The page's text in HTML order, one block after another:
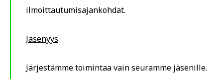
ilmoittautumisajankohdat.
Jäsenyys
Järjestämme toimintaa vain seuramme jäsenille.